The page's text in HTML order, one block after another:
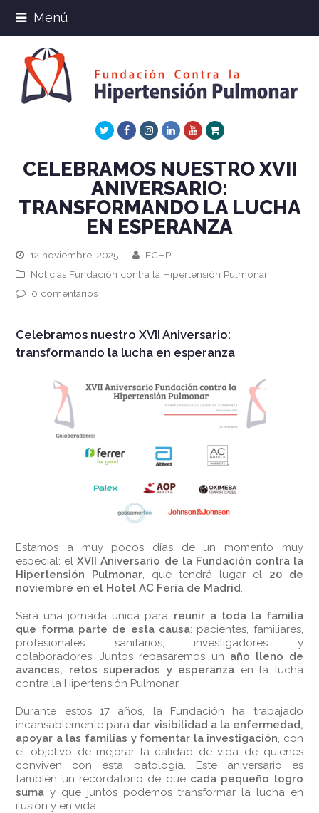
Menú
TwitterFacebookInstagram
LinkedInYoutube
Xing
CELEBRAMOS NUESTRO XVII
ANIVERSARIO:
TRANSFORMANDO LA LUCHA
EN ESPERANZA
12 noviembre, 2025
FCHP
Noticias Fundación contra la Hipertensión Pulmonar
0 comentarios
Celebramos nuestro XVII Aniversario:
transformando la lucha en esperanza
Estamos a muy pocos días de un momento muy
especial: elXVII Aniversario de la Fundación contra la
Hipertensión Pulmonar, que tendrá lugar el 20 de
noviembre en el Hotel AC Feria de Madrid.
Será una jornada única para reunir a toda la familia
que forma parte de esta causa: pacientes, familiares,
profesionales sanitarios, investigadores y
colaboradores. Juntos repasaremos un año lleno de
avances, retos superados y esperanza en la lucha
contra la Hipertensión Pulmonar.
Durante estos 17 años, la Fundación ha trabajado
incansablemente para dar visibilidad a la enfermedad,
apoyar a las familias y fomentar la investigación, con
el objetivo de mejorar la calidad de vida de quienes
conviven con esta patología. Este aniversario es
también un recordatorio de que cada pequeño logro
suma y que juntos podemos transformar la lucha en
ilusión y en vida.